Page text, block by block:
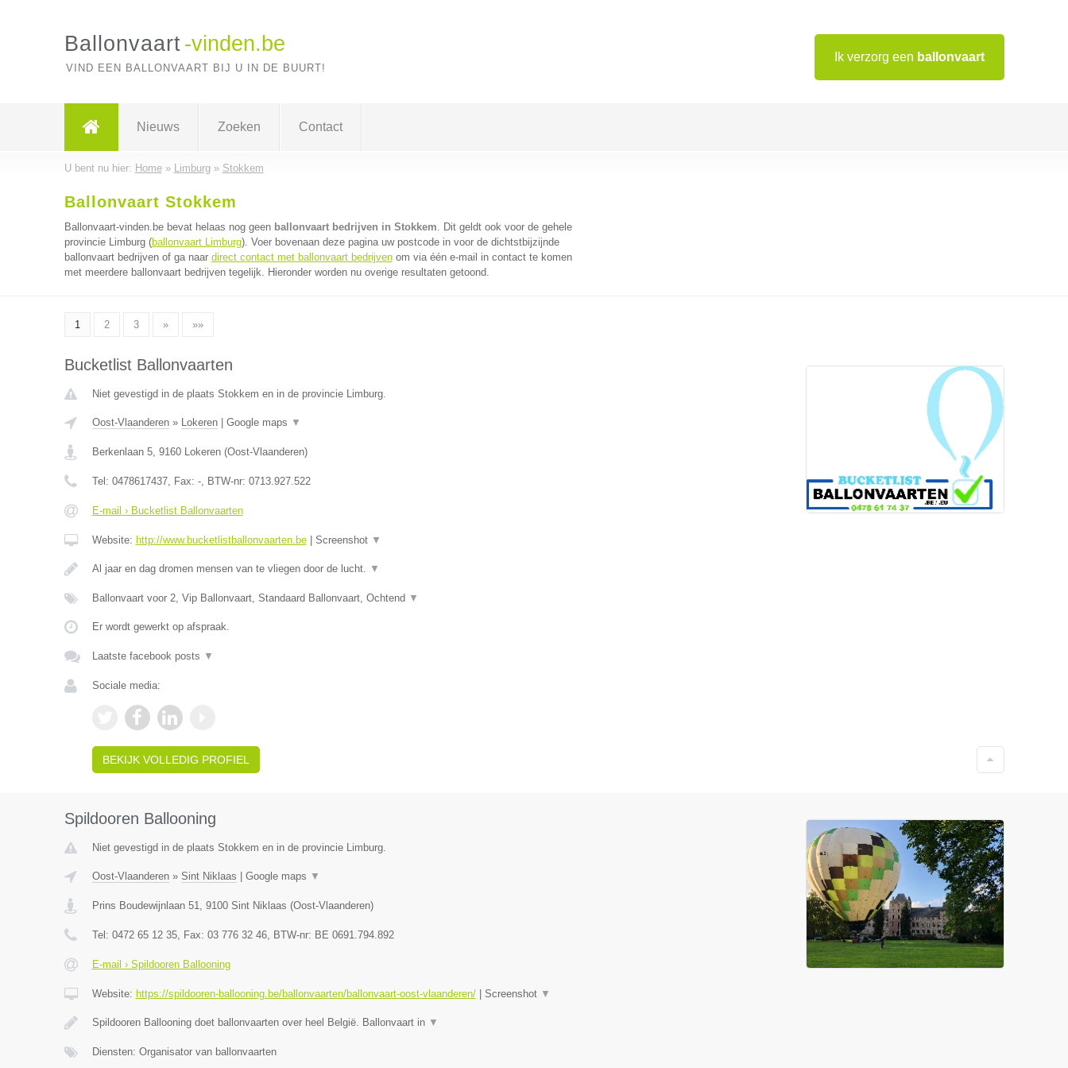
Ik verzorg een ballonvaart
Ballonvaart -vinden.be
VIND EEN BALLONVAART BIJ U IN DE BUURT!
Nieuws Zoeken Contact
U bent nu hier: Home» Limburg» Stokkem
Ballonvaart Stokkem
Ballonvaart-vinden.be bevat helaas nog geen ballonvaart bedrijven in Stokkem. Dit geldt ook voor de gehele
provincie Limburg (ballonvaart Limburg). Voer bovenaan deze pagina uw postcode in voor de dichtstbijzijnde
ballonvaart bedrijven of ga naar direct contact met ballonvaart bedrijvenom via één e-mail in contact te komen
met meerdere ballonvaart bedrijven tegelijk. Hieronder worden nu overige resultaten getoond.
1 2 3 » »»
Bucketlist Ballonvaarten
Niet gevestigd in de plaats Stokkem en in de provincie Limburg.
Oost-Vlaanderen» Lokeren| Google maps ▼
Berkenlaan 5, 9160 Lokeren(Oost-Vlaanderen)
Tel: 0478617437, Fax: -, BTW-nr: 0713.927.522
E-mail › Bucketlist Ballonvaarten
Website: http://www.bucketlistballonvaarten.be| Screenshot ▼
Al jaar en dag dromen mensen van te vliegen door de lucht. ▼
Ballonvaart voor 2, Vip Ballonvaart, Standaard Ballonvaart, Ochtend ▼
Er wordt gewerkt op afspraak.
Laatste facebook posts ▼
Sociale media:
BEKIJK VOLLEDIG PROFIEL
Spildooren Ballooning
Niet gevestigd in de plaats Stokkem en in de provincie Limburg.
Oost-Vlaanderen» Sint Niklaas Google maps ▼
Prins Boudewijnlaan 51, 9100 Sint Niklaas (Oost-Vlaanderen)
Tel: 0472 65 12 35, Fax: 03 776 32 46, BTW-nr: BE 0691.794.892
E-mail › Spildooren Ballooning
Website: https://spildooren-ballooning.be/ballonvaarten/ballonvaart-oost-vlaanderen/| Screenshot ▼
Spildooren Ballooning doet ballonvaarten over heel België. Ballonvaart in ▼
Diensten: Organisator van ballonvaarten